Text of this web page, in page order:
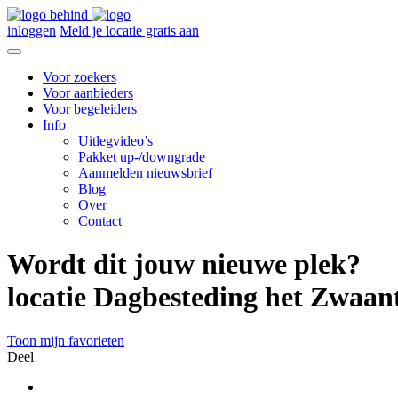
inloggen Meld je locatie gratis aan
Voor zoekers
Voor aanbieders
Voor begeleiders
Info
Uitlegvideo’s
Pakket up-/downgrade
Aanmelden nieuwsbrief
Blog
Over
Contact
Wordt dit jouw nieuwe plek?
locatie Dagbesteding het
Toon mijn favorieten
Deel